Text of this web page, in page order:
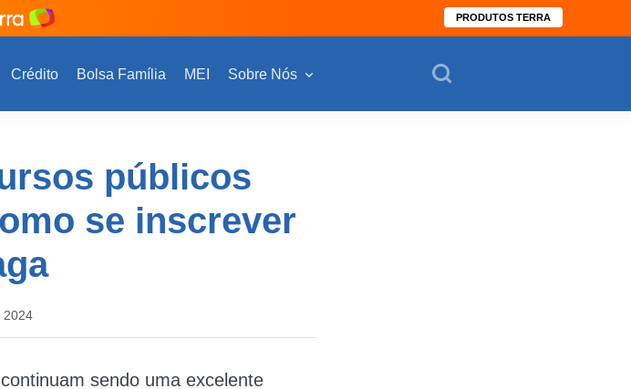
PRODUTOS TERRA
Crédito Bolsa Família MEI Sobre Nós
públicos
se inscrever
2024
sendo uma excelente